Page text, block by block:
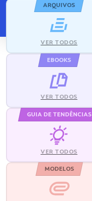
ARQUIVOS
VER TODOS
EBOOKS
VER TODOS
GUIA DE TENDÊNCIAS
VER TODOS
MODELOS